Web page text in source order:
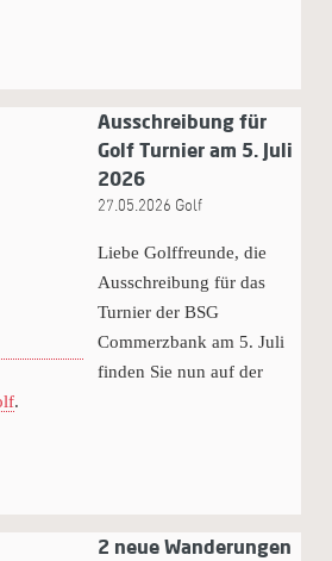
Ausschreibung für
Golf Turnier am 5. Juli
2026
27.05.2026 Golf
Liebe Golffreunde, die
Ausschreibung für das
Turnier der BSG
Commerzbank am 5. Juli
finden Sie nun auf der
.
2 neue Wanderungen